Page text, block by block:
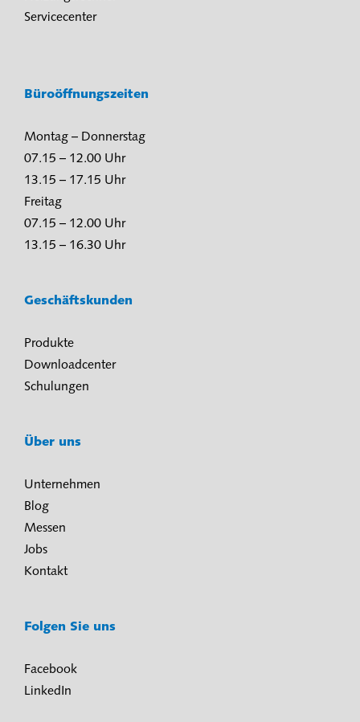
Servicecenter
Büroöffnungszeiten
Montag – Donnerstag
07.15 – 12.00 Uhr
13.15 – 17.15 Uhr
Freitag
07.15 – 12.00 Uhr
13.15 – 16.30 Uhr
Geschäftskunden
Produkte
Downloadcenter
Schulungen
Über uns
Unternehmen
Blog
Messen
Jobs
Kontakt
Folgen Sie uns
Facebook
LinkedIn